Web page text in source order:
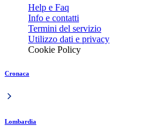
Help e Faq
Info e contatti
Termini del servizio
Utilizzo dati e privacy
Cookie Policy
Cronaca
Lombardia